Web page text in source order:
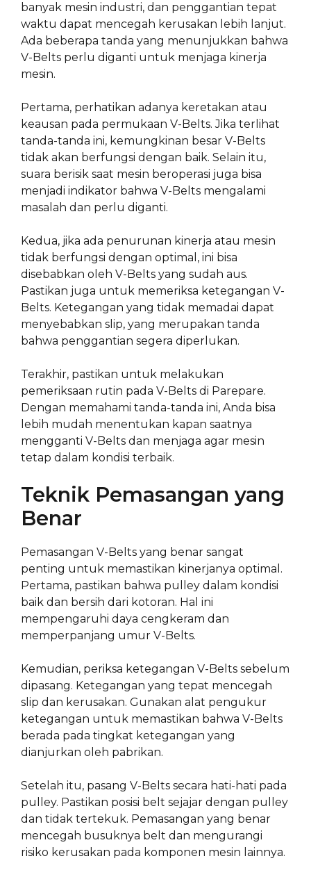
banyak mesin industri, dan penggantian tepat
waktu dapat mencegah kerusakan lebih lanjut.
Ada beberapa tanda yang menunjukkan bahwa
V-Belts perlu diganti untuk menjaga kinerja
mesin.
Pertama, perhatikan adanya keretakan atau
keausan pada permukaan V-Belts. Jika terlihat
tanda-tanda ini, kemungkinan besar V-Belts
tidak akan berfungsi dengan baik. Selain itu,
suara berisik saat mesin beroperasi juga bisa
menjadi indikator bahwa V-Belts mengalami
masalah dan perlu diganti.
Kedua, jika ada penurunan kinerja atau mesin
tidak berfungsi dengan optimal, ini bisa
disebabkan oleh V-Belts yang sudah aus.
Pastikan juga untuk memeriksa ketegangan V-
Belts. Ketegangan yang tidak memadai dapat
menyebabkan slip, yang merupakan tanda
bahwa penggantian segera diperlukan.
Terakhir, pastikan untuk melakukan
pemeriksaan rutin pada V-Belts di Parepare.
Dengan memahami tanda-tanda ini, Anda bisa
lebih mudah menentukan kapan saatnya
mengganti V-Belts dan menjaga agar mesin
tetap dalam kondisi terbaik.
Teknik Pemasangan yang
Benar
Pemasangan V-Belts yang benar sangat
penting untuk memastikan kinerjanya optimal.
Pertama, pastikan bahwa pulley dalam kondisi
baik dan bersih dari kotoran. Hal ini
mempengaruhi daya cengkeram dan
memperpanjang umur V-Belts.
Kemudian, periksa ketegangan V-Belts sebelum
dipasang. Ketegangan yang tepat mencegah
slip dan kerusakan. Gunakan alat pengukur
ketegangan untuk memastikan bahwa V-Belts
berada pada tingkat ketegangan yang
dianjurkan oleh pabrikan.
Setelah itu, pasang V-Belts secara hati-hati pada
pulley. Pastikan posisi belt sejajar dengan pulley
dan tidak tertekuk. Pemasangan yang benar
mencegah busuknya belt dan mengurangi
risiko kerusakan pada komponen mesin lainnya.